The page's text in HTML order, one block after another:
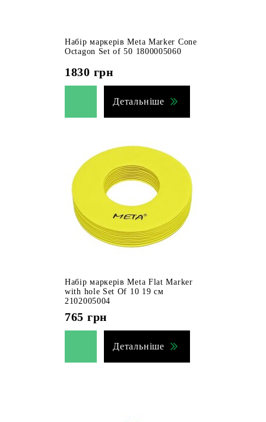
Набір маркерів Meta Marker Cone
Octagon Set of 50 1800005060
1830 грн
Детальніше
Набір маркерів Meta Flat Marker
with hole Set Of 10 19 см
2102005004
765 грн
Детальніше